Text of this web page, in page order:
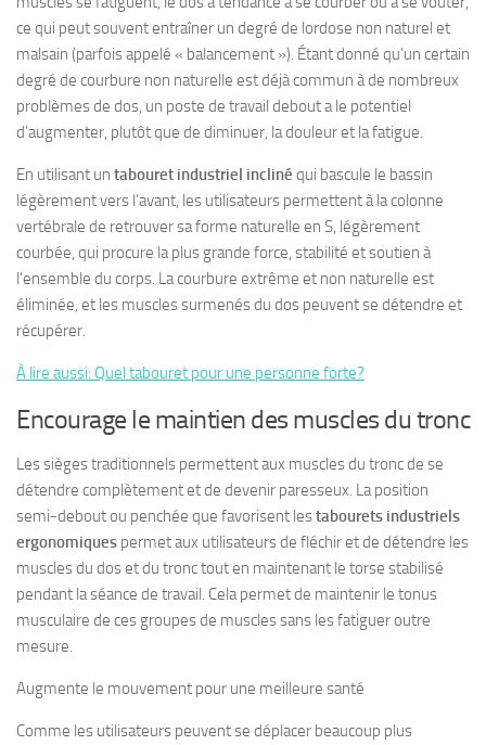
ce qui peut souvent entraîner un degré de lordose non naturel et
malsain (parfois appelé « balancement »). Étant donné qu’un certain
degré de courbure non naturelle est déjà commun à de nombreux
problèmes de dos, un poste de travail debout a le potentiel
d’augmenter, plutôt que de diminuer, la douleur et la fatigue.
En utilisant un tabouret industriel incliné qui bascule le bassin
légèrement vers l’avant, les utilisateurs permettent à la colonne
vertébrale de retrouver sa forme naturelle en S, légèrement
courbée, qui procure la plus grande force, stabilité et soutien à
l’ensemble du corps. La courbure extrême et non naturelle est
éliminée, et les muscles surmenés du dos peuvent se détendre et
récupérer.
À lire aussi: Quel tabouret pour une personne forte?
Encourage le maintien des muscles du tronc
Les sièges traditionnels permettent aux muscles du tronc de se
détendre complètement et de devenir paresseux. La position
semi-debout ou penchée que favorisent lestabourets industriels
ergonomiques permet aux utilisateurs de fléchir et de détendre les
muscles du dos et du tronc tout en maintenant le torse stabilisé
pendant la séance de travail. Cela permet de maintenir le tonus
musculaire de ces groupes de muscles sans les fatiguer outre
mesure.
Augmente le mouvement pour une meilleure santé
Comme les utilisateurs peuvent se déplacer beaucoup plus